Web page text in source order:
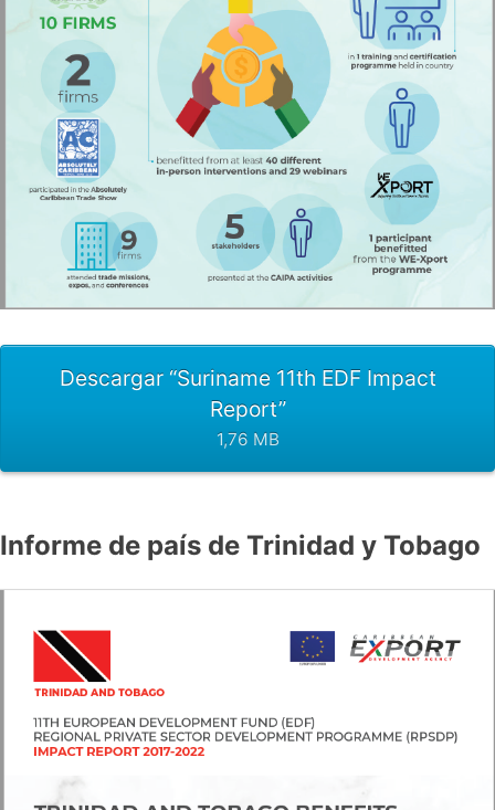
Descargar “Suriname 11th EDF Impact
Report”
1,76 MB
Informe de país de Trinidad y Tobago